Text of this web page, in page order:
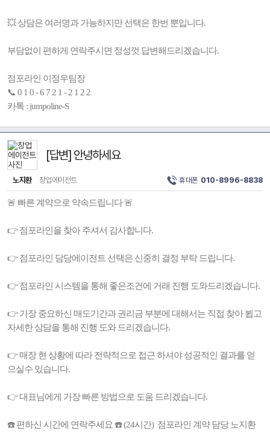
💥 상담은 여러명과 가능하지만 선택은 한번 뿐입니다.
부담없이 편하게 연락주시면 정성껏 답변해드리겠습니다.
점포라인 이정우팀장
📞 0 1 0 - 6 7 2 1 - 2 1 2 2
카톡 : jumpoline-S
[답변] 안녕하세요
노지환 창업에이전트 휴대폰 010-8996-8838
🚨 빠른 계약으로 약속드립니다 🚨
👉 점포라인을 찾아 주셔서 감사합니다.
👉 점포라인 담당에이전트 선택은 신중히 결정 부탁 드립니다.
👉 점포라인 시스템을 통해 좋은조건에 거래 진행 도와드리겠습니다.
👉 가장 중요하신 매도기간과 권리금 부분에 대해서는 직접 찾아 뵙고
자세한 상담을 통해 진행 도와 드리겠습니다.
👉 매장 현 상황에 따라 전략적으로 접근 하셔야 성공적인 결과를 얻
으실수 있습니다.
👉 대표님에게 가장 빠른 방법으로 도움 드리겠습니다.
☎️ 편하신 시간에 연락주세요 ☎️ (24시간) 점포라인 계약 담당 노지환